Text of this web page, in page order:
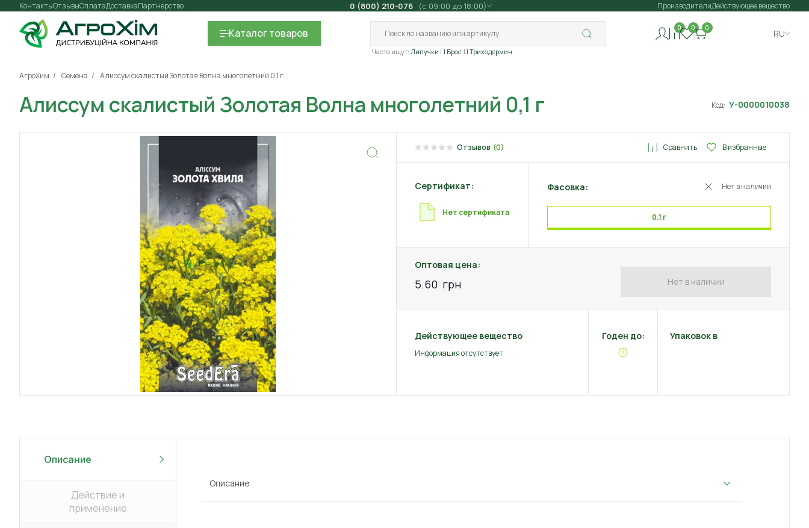
Контакты Оплата
Отзывы ДоставкаПартнерство 0 (800) 210-076 (с 09:00 до 18:00) ПроизводителиДействующее вещество
Каталогтоваров
Часто ищут: Липучки | Брос | Триходермин
0 0 0
RU
АгроХим Семена Алиссум скалистый Золотая Волна многолетний 0,1 г
Алиссум скалистый Золотая Волна многолетний 0,1 г Код: У-0000010038
Отзывов (0) Сравнить В избранные
Сертификат:
Нет сертификата
Фасовка: Нет в наличии
0.1 г
Оптовая цена:
5.60 грн Нет в наличии
Действующее вещество
Информация отсутствует
Годен до: Упаковок в
Описание
Действие и
применение
Описание